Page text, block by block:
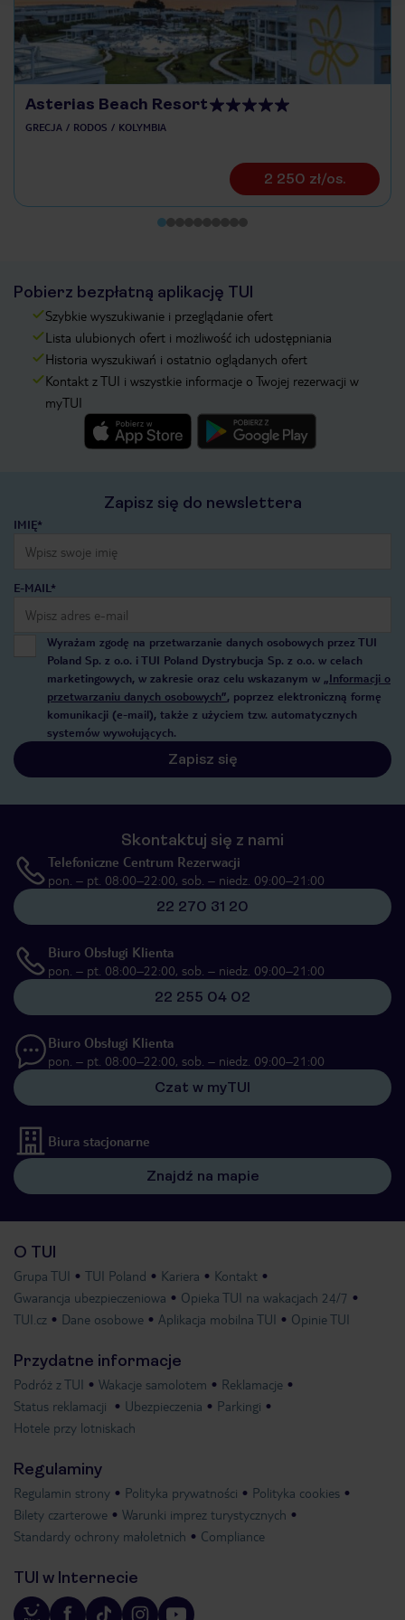
Asterias Beach Resort
GRECJA RODOS KOLYMBIA
2 250 zł/os.
Pobierz bezpłatną aplikację TUI
Szybkie wyszukiwanie i przeglądanie ofert
Lista ulubionych ofert i możliwość ich udostępniania
Historia wyszukiwań i ostatnio oglądanych ofert
Kontakt z TUI i wszystkie informacje o Twojej rezerwacji w
myTUI
Zapisz się do newslettera
IMIĘ*
E-MAIL*
Wyrażam zgodę na przetwarzanie danych osobowych przez TUI
Poland Sp. z o.o. i TUI Poland Dystrybucja Sp. z o.o. w celach
marketingowych, w zakresie oraz celu wskazanym w „Informacji o
przetwarzaniu danych osobowych”, poprzez elektroniczną formę
komunikacji (e-mail), także z użyciem tzw. automatycznych
systemów wywołujących.
Zapisz się
Skontaktuj się z nami
Telefoniczne Centrum Rezerwacji
pon. – pt. 08:00–22:00, sob. – niedz. 09:00–21:00
22 270 31 20
Biuro Obsługi Klienta
pon. – pt. 08:00–22:00, sob. – niedz. 09:00–21:00
22 255 04 02
Biuro Obsługi Klienta
pon. – pt. 08:00–22:00, sob. – niedz. 09:00–21:00
Czat w myTUI
Biura stacjonarne
Znajdź na mapie
O TUI
Grupa TUI TUI Poland Kariera
Kontakt
Gwarancja ubezpieczeniowa
Opieka TUI na wakacjach 24/7
TUI.cz
Dane osobowe Aplikacja mobilna TUI Opinie TUI
Przydatne informacje
Podróż z TUI Wakacje samolotem
Reklamacje
Status reklamacji
Ubezpieczenia
Parkingi
Hotele przy lotniskach
Regulaminy
Regulamin strony Polityka prywatności
Polityka cookies
Bilety czarterowe
Warunki imprez turystycznych
Standardy ochrony małoletnich
Compliance
TUI w Internecie